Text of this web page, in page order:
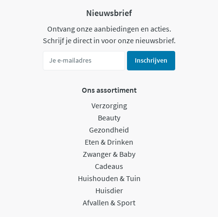
Nieuwsbrief
Ontvang onze aanbiedingen en acties.
Schrijf je direct in voor onze nieuwsbrief.
Inschrijven
Ons assortiment
Verzorging
Beauty
Gezondheid
Eten & Drinken
Zwanger & Baby
Cadeaus
Huishouden & Tuin
Huisdier
Afvallen & Sport